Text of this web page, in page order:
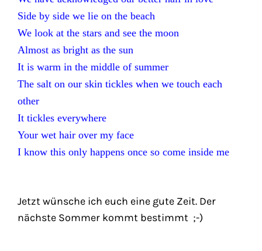
Side by side we lie on the beach
We look at the stars and see the moon
Almost as bright as the sun
It is warm in the middle of summer
The salt on our skin tickles when we touch each
other
It tickles everywhere
Your wet hair over my face
I know this only happens once so come inside me
Jetzt wünsche ich euch eine gute Zeit. Der
nächste Sommer kommt bestimmt ;-)